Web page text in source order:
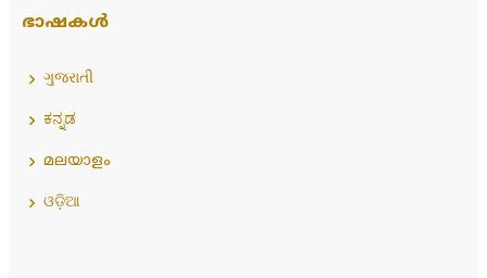
ഭാഷകൾ
ગુજરાતી
ಕನ್ನಡ
മലയാളം
ଓଡ଼ିଆ